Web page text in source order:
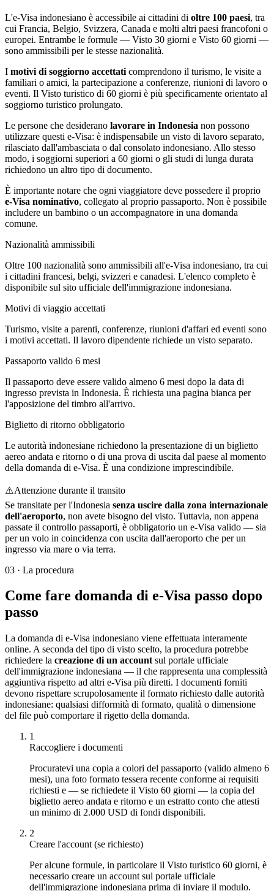
L'e-Visa indonesiano è accessibile ai cittadini di oltre 100 paesi, tra
cui Francia, Belgio, Svizzera, Canada e molti altri paesi francofoni o
europei. Entrambe le formule — Visto 30 giorni e Visto 60 giorni —
sono ammissibili per le stesse nazionalità.
I motivi di soggiorno accettati comprendono il turismo, le visite a
familiari o amici, la partecipazione a conferenze, riunioni di lavoro o
eventi. Il Visto turistico di 60 giorni è più specificamente orientato al
soggiorno turistico prolungato.
Le persone che desiderano lavorare in Indonesia non possono
utilizzare questi e-Visa: è indispensabile un visto di lavoro separato,
rilasciato dall'ambasciata o dal consolato indonesiano. Allo stesso
modo, i soggiorni superiori a 60 giorni o gli studi di lunga durata
richiedono un altro tipo di documento.
È importante notare che ogni viaggiatore deve possedere il proprio
e-Visa nominativo, collegato al proprio passaporto. Non è possibile
includere un bambino o un accompagnatore in una domanda
comune.
Nazionalità ammissibili
Oltre 100 nazionalità sono ammissibili all'e-Visa indonesiano, tra cui
i cittadini francesi, belgi, svizzeri e canadesi. L'elenco completo è
disponibile sul sito ufficiale dell'immigrazione indonesiana.
Motivi di viaggio accettati
Turismo, visite a parenti, conferenze, riunioni d'affari ed eventi sono
i motivi accettati. Il lavoro dipendente richiede un visto separato.
Passaporto valido 6 mesi
Il passaporto deve essere valido almeno 6 mesi dopo la data di
ingresso prevista in Indonesia. È richiesta una pagina bianca per
l'apposizione del timbro all'arrivo.
Biglietto di ritorno obbligatorio
Le autorità indonesiane richiedono la presentazione di un biglietto
aereo andata e ritorno o di una prova di uscita dal paese al momento
della domanda di e-Visa. È una condizione imprescindibile.
⚠️Attenzione durante il transito
Se transitate per l'Indonesia senza uscire dalla zona internazionale
dell'aeroporto, non avete bisogno del visto. Tuttavia, non appena
passate il controllo passaporti, è obbligatorio un e-Visa valido — sia
per un volo in coincidenza con uscita dall'aeroporto che per un
ingresso via mare o via terra.
03 · La procedura
Come fare domanda di e-Visa passo dopo
passo
La domanda di e-Visa indonesiano viene effettuata interamente
online. A seconda del tipo di visto scelto, la procedura potrebbe
richiedere la creazione di un account sul portale ufficiale
dell'immigrazione indonesiana — il che rappresenta una complessità
aggiuntiva rispetto ad altri e-Visa più diretti. I documenti forniti
devono rispettare scrupolosamente il formato richiesto dalle autorità
indonesiane: qualsiasi difformità di formato, qualità o dimensione
del file può comportare il rigetto della domanda.
1
Raccogliere i documenti
Procuratevi una copia a colori del passaporto (valido almeno 6
mesi), una foto formato tessera recente conforme ai requisiti
richiesti e — se richiedete il Visto 60 giorni — la copia del
biglietto aereo andata e ritorno e un estratto conto che attesti
un minimo di 2.000 USD di fondi disponibili.
2
Creare l'account (se richiesto)
Per alcune formule, in particolare il Visto turistico 60 giorni, è
necessario creare un account sul portale ufficiale
dell'immigrazione indonesiana prima di inviare il modulo.